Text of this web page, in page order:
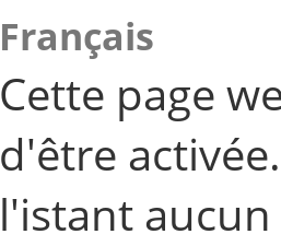
Français
Cette page
d'être
l'istant